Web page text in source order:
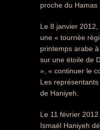
proche du
Le 8 janvier
une « tournée
printemps arabe
sur une étoile de
», « continuer le
Les
de Haniyeh.
Le 11 février
Ismaël Haniyeh